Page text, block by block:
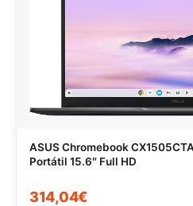
ASUS Chromebook
Portátil 15.6″ Full HD
314,04€